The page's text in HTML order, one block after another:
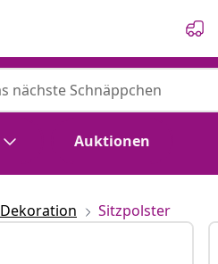
Auktionen
Dekoration Sitzpolster